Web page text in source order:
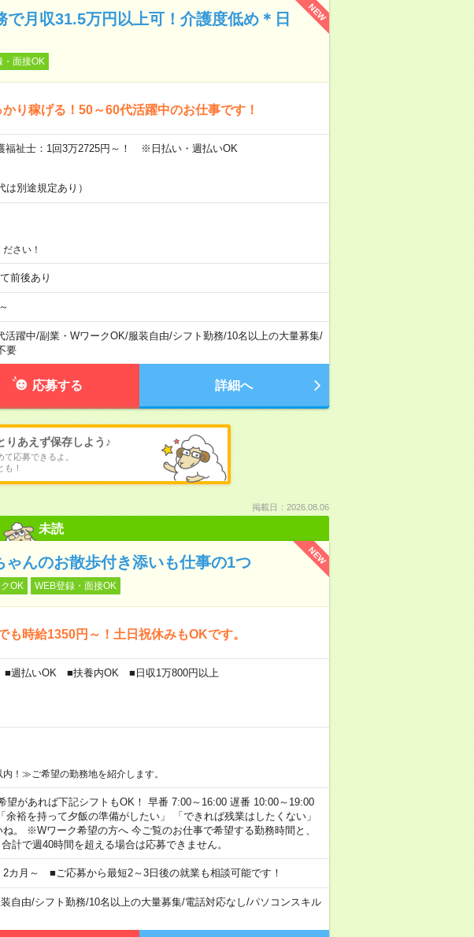
NEW
月収31.5万円以上可！介護度低め＊日
・面接OK
り稼げる！50～60代活躍中のお仕事です！
福祉士：1回3万2725円～！ ※日払い・週払いOK
別途規定あり）
さい！
前後あり
活躍中/副業・WワークOK/服装自由/シフト勤務/10名以上の大量募集/
要
応募する 詳細へ
りあえず保存しよう♪
応募できるよ。
！
掲載日：2026.08.06
未読
NEW
ゃんのお散歩付き添いも仕事の1つ
OK WEB登録・面接OK
時給1350円～！土日祝休みもOKです。
■週払いOK ■扶養内OK ■日収1万800円以上
！≫ご希望の勤務地を紹介します。
望があれば下記シフトもOK！ 早番 7:00～16:00 遅番 10:00～19:00
余裕を持って夕飯の準備がしたい」 「できれば残業はしたくない」
。 ※Wワーク希望の方へ 今ご覧のお仕事で希望する勤務時間と、
計で週40時間を超える場合は応募できません。
2カ月～ ■ご応募から最短2～3日後の就業も相談可能です！
自由/シフト勤務/10名以上の大量募集/電話対応なし/パソコンスキル